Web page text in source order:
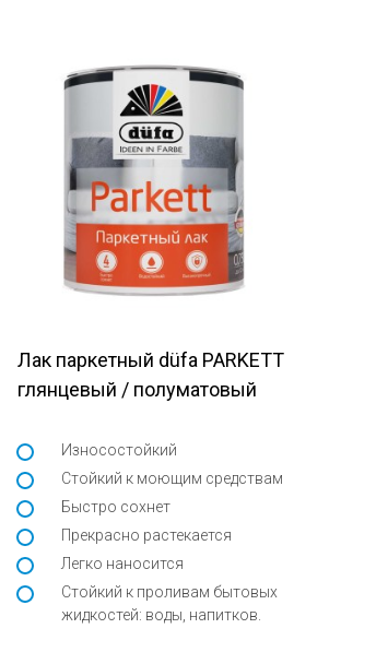
Лак паркетный düfa PARKETT
глянцевый / полуматовый
Износостойкий
Стойкий к моющим средствам
Быстро сохнет
Прекрасно растекается
Легко наносится
Стойкий к проливам бытовых
жидкостей: воды, напитков.